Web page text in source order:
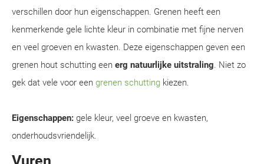
verschillen door hun eigenschappen. Grenen heeft een
kenmerkende gele lichte kleur in combinatie met fijne nerven
en veel groeven en kwasten. Deze eigenschappen geven een
grenen hout schutting een erg natuurlijke uitstraling. Niet zo
gek dat vele voor een grenen schutting kiezen.
Eigenschappen: gele kleur, veel groeve en kwasten,
onderhoudsvriendelijk.